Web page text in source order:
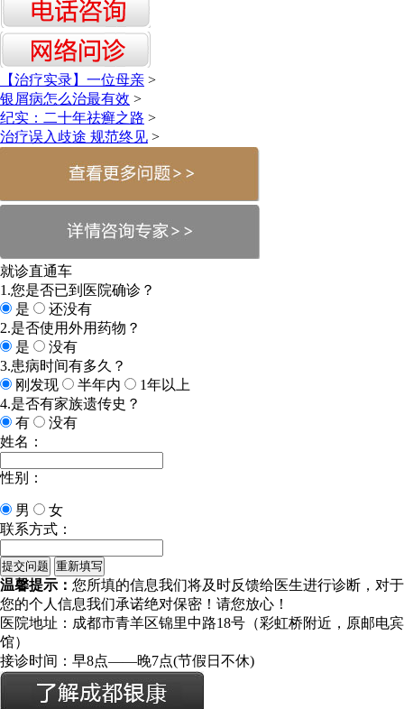
【治疗实录】一位母亲 >
银屑病怎么治最有效 >
纪实：二十年祛癣之路 >
治疗误入歧途 规范终见 >
就诊直通车
1.您是否已到医院确诊？
是
还没有
2.是否使用外用药物？
是
没有
3.患病时间有多久？
刚发现
半年内
1年以上
4.是否有家族遗传史？
有
没有
姓名：
性别：
男
女
联系方式：
温馨提示： 您所填的信息我们将及时反馈给医生进行诊断，对于
您的个人信息我们承诺绝对保密！请您放心！
医院地址：成都市青羊区锦里中路18号（彩虹桥附近，原邮电宾
馆）
接诊时间：早8点——晚7点(节假日不休)